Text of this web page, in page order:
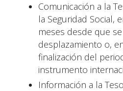
Comunicación a la
la Seguridad Social,
meses desde que
desplazamiento o,
finalización del
instrumento
Información a la